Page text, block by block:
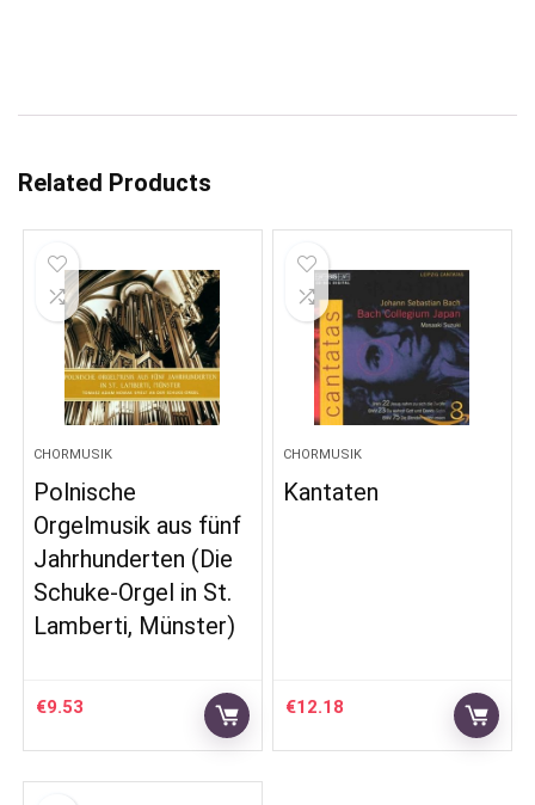
Related Products
CHORMUSIK
Polnische
Orgelmusik aus fünf
Jahrhunderten (Die
Schuke-Orgel in St.
Lamberti, Münster)
€9.53
CHORMUSIK
Kantaten
€12.18